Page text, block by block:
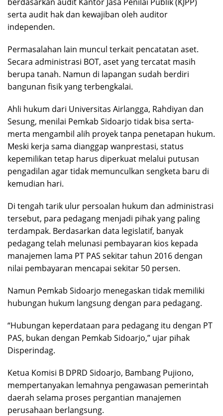
serta audit hak dan kewajiban oleh auditor
independen.
Permasalahan lain muncul terkait pencatatan aset.
Secara administrasi BOT, aset yang tercatat masih
berupa tanah. Namun di lapangan sudah berdiri
bangunan fisik yang terbengkalai.
Ahli hukum dari Universitas Airlangga, Rahdiyan dan
Sesung, menilai Pemkab Sidoarjo tidak bisa serta-
merta mengambil alih proyek tanpa penetapan hukum.
Meski kerja sama dianggap wanprestasi, status
kepemilikan tetap harus diperkuat melalui putusan
pengadilan agar tidak memunculkan sengketa baru di
kemudian hari.
Di tengah tarik ulur persoalan hukum dan administrasi
tersebut, para pedagang menjadi pihak yang paling
terdampak. Berdasarkan data legislatif, banyak
pedagang telah melunasi pembayaran kios kepada
manajemen lama PT PAS sekitar tahun 2016 dengan
nilai pembayaran mencapai sekitar 50 persen.
Namun Pemkab Sidoarjo menegaskan tidak memiliki
hubungan hukum langsung dengan para pedagang.
“Hubungan keperdataan para pedagang itu dengan PT
PAS, bukan dengan Pemkab Sidoarjo,” ujar pihak
Disperindag.
Ketua Komisi B DPRD Sidoarjo, Bambang Pujiono,
mempertanyakan lemahnya pengawasan pemerintah
daerah selama proses pergantian manajemen
perusahaan berlangsung.